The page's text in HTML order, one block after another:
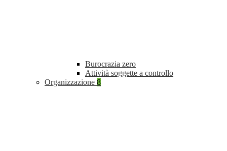
Burocrazia zero
Attività soggette a controllo
Organizzazione 8